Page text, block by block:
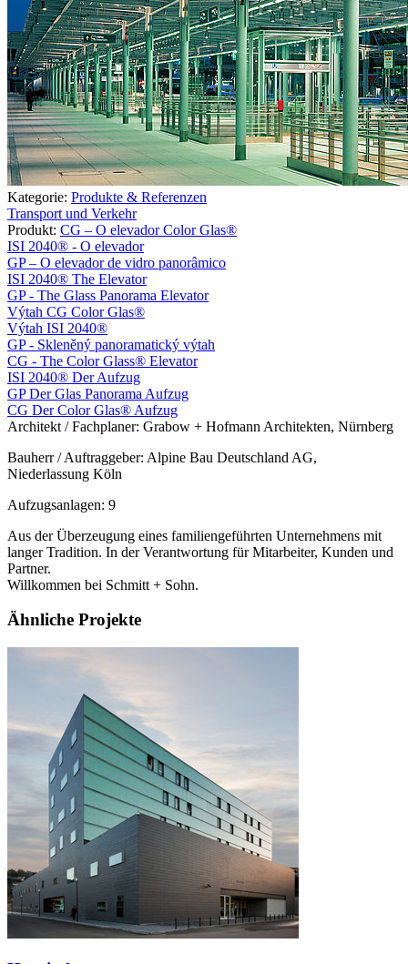
Kategorie: Produkte & Referenzen
Transport und Verkehr
Produkt: CG – O elevador Color Glas®
ISI 2040® - O elevador
GP – O elevador de vidro panorâmico
ISI 2040® The Elevator
GP - The Glass Panorama Elevator
Výtah CG Color Glas®
Výtah ISI 2040®
GP - Skleněný panoramatický výtah
CG - The Color Glass® Elevator
ISI 2040® Der Aufzug
GP Der Glas Panorama Aufzug
CG Der Color Glas® Aufzug
Architekt / Fachplaner: Grabow + Hofmann Architekten, Nürnberg
Bauherr / Auftraggeber: Alpine Bau Deutschland AG,
Niederlassung Köln
Aufzugsanlagen: 9
Aus der Überzeugung eines familiengeführten Unternehmens mit
langer Tradition. In der Verantwortung für Mitarbeiter, Kunden und
Partner.
Willkommen bei Schmitt + Sohn.
Ähnliche Projekte